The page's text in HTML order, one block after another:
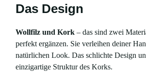
e
K
Das Design
Wollfilz und Kork – das sind zwei
perfekt ergänzen. Sie verleihen deiner
natürlichen Look. Das schlichte Design
einzigartige Struktur des Korks.